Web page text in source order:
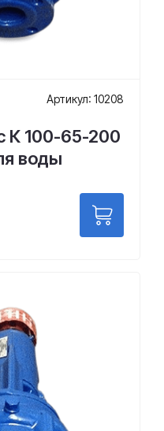
Артикул: 10208
К 100-65-200
воды